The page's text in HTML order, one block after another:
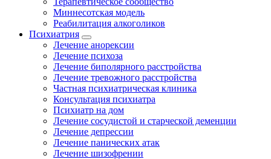
Миннесотская модель
Реабилитация алкоголиков
Психиатрия
Лечение анорексии
Лечение психоза
Лечение биполярного расстройства
Лечение тревожного расстройства
Частная психиатрическая клиника
Консультация психиатра
Психиатр на дом
Лечение сосудистой и старческой деменции
Лечение депрессии
Лечение панических атак
Лечение шизофрении